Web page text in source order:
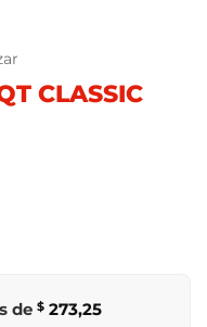
CLASSIC
de $ 273,25